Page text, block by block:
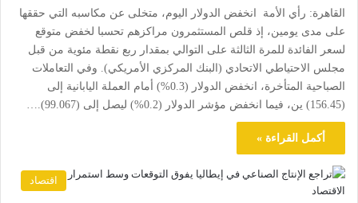
القاهرة: رأي الأمة انخفض الدولار اليوم، متخلى عن مكاسبه التي حققها
على مدى يومين، إذ قلص المستثمرون مراكزهم تحسبا لخفض متوقع
لسعر الفائدة للمرة الثالثة على التوالي بمقدار ربع نقطة مئوية من قبل
مجلس الاحتياطي الاتحادي (البنك المركزي الأمريكي). وفي التعاملات
الصباحية المتأخرة، انخفض الدولار (0.3%) أمام العملة اليابانية إلى
(156.45) ين، فيما انخفض مؤشر الدولار (0.2%) ليصل إلى (99.067).…
أكمل القراءة »
اقتصاد